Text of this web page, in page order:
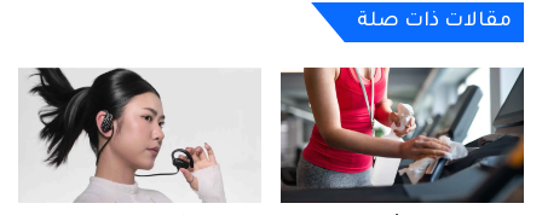
مقالات ذات صلة